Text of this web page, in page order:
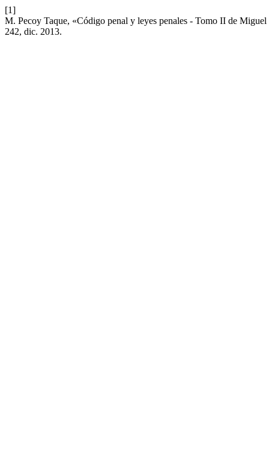
[1]
M. Pecoy Taque, «Código penal y leyes penales - Tomo II de
242, dic. 2013.